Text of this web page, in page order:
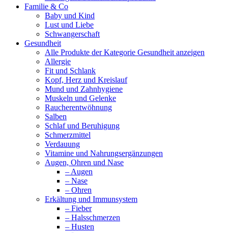
Familie & Co
Baby und Kind
Lust und Liebe
Schwangerschaft
Gesundheit
Alle Produkte der Kategorie Gesundheit anzeigen
Allergie
Fit und Schlank
Kopf, Herz und Kreislauf
Mund und Zahnhygiene
Muskeln und Gelenke
Raucherentwöhnung
Salben
Schlaf und Beruhigung
Schmerzmittel
Verdauung
Vitamine und Nahrungsergänzungen
Augen, Ohren und Nase
– Augen
– Nase
– Ohren
Erkältung und Immunsystem
– Fieber
– Halsschmerzen
– Husten